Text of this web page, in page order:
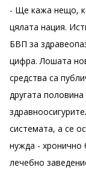
- Ще кажа нещо,
цялата нация.
БВП за
цифра. Лошата
средства са
другата
системата, а се
нужда - хронично
лечебно